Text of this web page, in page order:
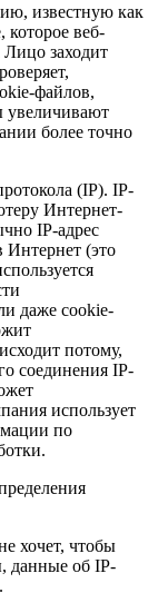
известную как
веб-
заходит
файлов,
увеличивают
более точно
(IP). IP-
Интернет-
IP-адрес
Интернет (это
даже cookie-
потому,
соединения IP-
использует
по
хочет, чтобы
данные об IP-